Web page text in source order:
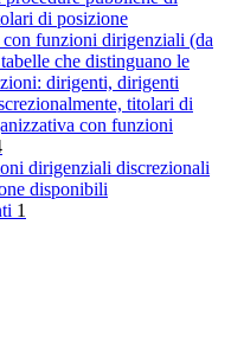
di posizione
funzioni dirigenziali (da
che distinguano le
dirigenti, dirigenti
titolari di
con funzioni
dirigenziali discrezionali
disponibili
1